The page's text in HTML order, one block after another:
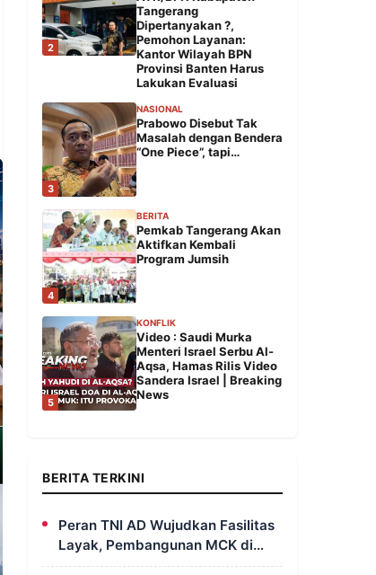
2
Tangerang
Dipertanyakan ?,
Pemohon Layanan:
Kantor Wilayah BPN
Provinsi Banten Harus
Lakukan Evaluasi
3
NASIONAL
Prabowo Disebut Tak
Masalah dengan Bendera
“One Piece”, tapi…
4
BERITA
Pemkab Tangerang Akan
Aktifkan Kembali
Program Jumsih
5
KONFLIK
Video : Saudi Murka
Menteri Israel Serbu Al-
Aqsa, Hamas Rilis Video
Sandera Israel | Breaking
News
BERITA TERKINI
Peran TNI AD Wujudkan Fasilitas
Layak, Pembangunan MCK di
Dusun Serapu Rampung